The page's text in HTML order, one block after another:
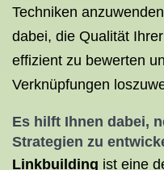
Techniken
dabei, die Qualität
effizient zu bewerten
Verknüpfungen
Es hilft Ihnen dabei,
Strategien zu
Linkbuilding ist eine